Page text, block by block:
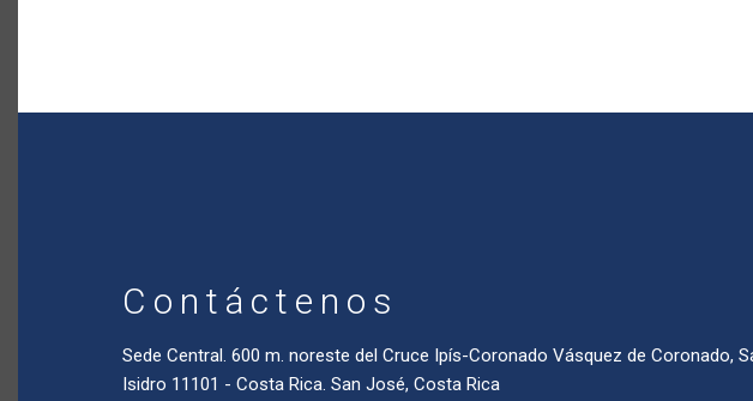
Contáctenos
Sede Central. 600 m. noreste del Cruce Ipís-Coronado Vásquez de Coronado,
Isidro 11101 - Costa Rica. San José, Costa Rica